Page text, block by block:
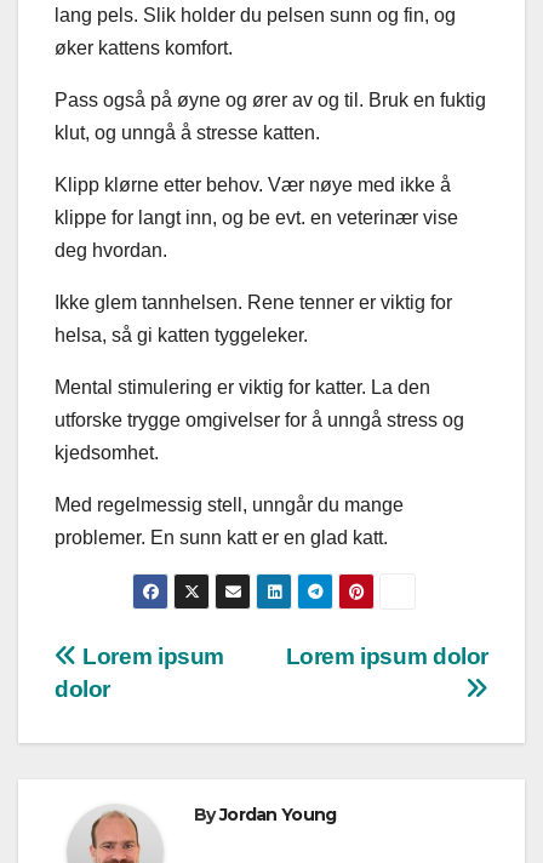
lang pels. Slik holder du pelsen sunn og fin, og
øker kattens komfort.
Pass også på øyne og ører av og til. Bruk en fuktig
klut, og unngå å stresse katten.
Klipp klørne etter behov. Vær nøye med ikke å
klippe for langt inn, og be evt. en veterinær vise
deg hvordan.
Ikke glem tannhelsen. Rene tenner er viktig for
helsa, så gi katten tyggeleker.
Mental stimulering er viktig for katter. La den
utforske trygge omgivelser for å unngå stress og
kjedsomhet.
Med regelmessig stell, unngår du mange
problemer. En sunn katt er en glad katt.
Innleggsnavigasjon
Lorem ipsum dolor
Lorem ipsum
dolor
ByJordan Young